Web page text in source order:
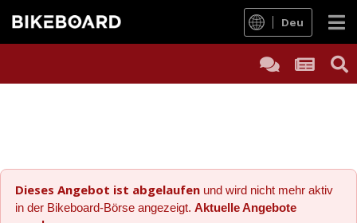
Deu
Dieses Angebot ist abgelaufen und wird nicht mehr aktiv
in der Bikeboard-Börse angezeigt. Aktuelle Angebote